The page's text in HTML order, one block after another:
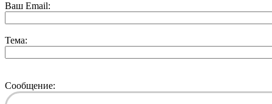
Ваш Email:
Тема:
Сообщение: